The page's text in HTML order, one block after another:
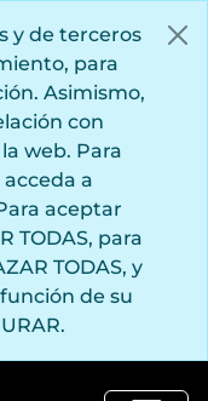
y de terceros
para
Asimismo,
con
web. Para
a
aceptar
TODAS, para
TODAS, y
de su